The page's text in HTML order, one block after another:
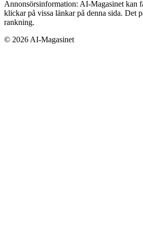
Annonsörsinformation: AI-Magasinet kan
klickar på vissa länkar på denna sida. Det
rankning.
© 2026 AI-Magasinet